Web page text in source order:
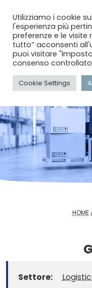
menu
HOME
Settore:
Utilizziamo i cookie
l'esperienza più
preferenze e le visite
tutto” acconsenti
puoi visitare
consenso
Cookie Settings